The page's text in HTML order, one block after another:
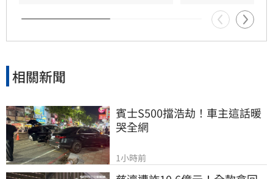
相關新聞
賓士S500擋浩劫！車主這話暖
哭全網
1小時前